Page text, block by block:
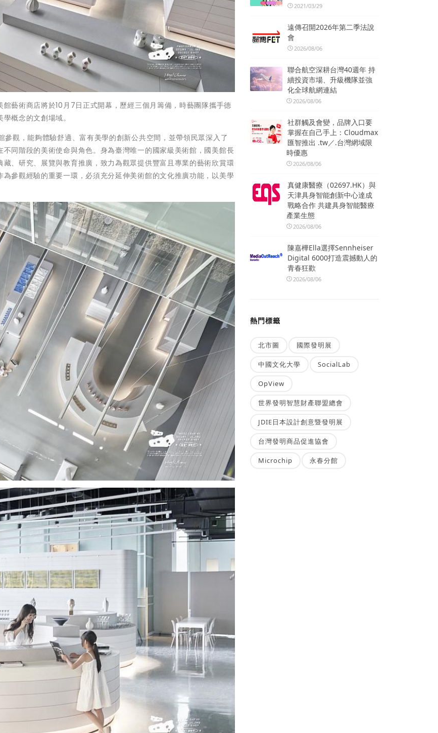
藝術商店將於10月7日正式開幕，歷經三個月籌備，時藝團隊攜手德
概念的文創場域。
觀，能夠體驗舒適、富有美學的創新公共空間，並帶領民眾深入了
同階段的美術使命與角色。身為臺灣唯一的國家級美術館，國美館長
、研究、展覽與教育推廣，致力為觀眾提供豐富且專業的藝術欣賞環
參觀經驗的重要一環，必須充分延伸美術館的文化推廣功能，以美學
2021/03/29
遠傳召開2026年第二季法說
會
2026/08/06
聯合航空深耕台灣40週年 持
續投資市場、升級機隊並強
化全球航網連結
2026/08/06
社群觸及會變，品牌入口要
掌握在自己手上：Cloudmax
匯智推出 .tw／.台灣網域限
時優惠
2026/08/06
真健康醫療（02697.HK）與
天津具身智能創新中心達成
戰略合作 共建具身智能醫療
產業生態
2026/08/06
陳嘉樺Ella選擇Sennheiser
Digital 6000打造震撼動人的
青春狂歡
2026/08/06
熱門標籤
北市圖 國際發明展
中國文化大學 SocialLab
OpView
世界發明智慧財產聯盟總會
JDIE日本設計創意暨發明展
台灣發明商品促進協會
Microchip 永春分館